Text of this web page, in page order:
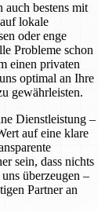
auch bestens mit
lokale
oder enge
Probleme schon
einen privaten
optimal an Ihre
gewährleisten.
Dienstleistung –
auf eine klare
sein, dass nichts
überzeugen –
Partner an